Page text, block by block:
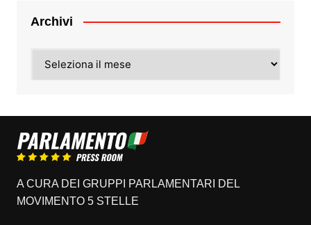
Archivi
A CURA DEI GRUPPI PARLAMENTARI DEL
MOVIMENTO 5 STELLE